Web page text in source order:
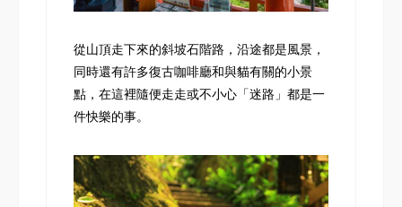
從山頂走下來的斜坡石階路，沿途都是風景，
同時還有許多復古咖啡廳和與貓有關的小景
點，在這裡隨便走走或不小心「迷路」都是一
件快樂的事。